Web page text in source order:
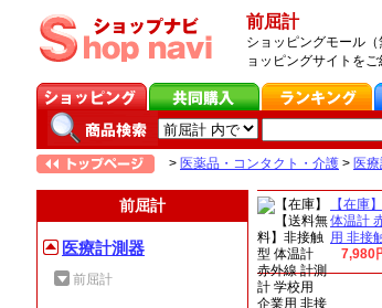
前屈計
ショッピングモール
ョッピングサイトをご
> 医薬品・コンタクト・介護 > 医
前屈計
医療計測器
前屈計
【在庫
体温計
用 非接
7,980